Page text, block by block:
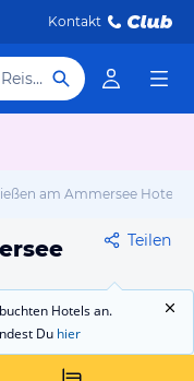
Kontakt
Hotel, Reiseziel
am Ammersee Hotels
Teilen
Hotels an.
Du hier